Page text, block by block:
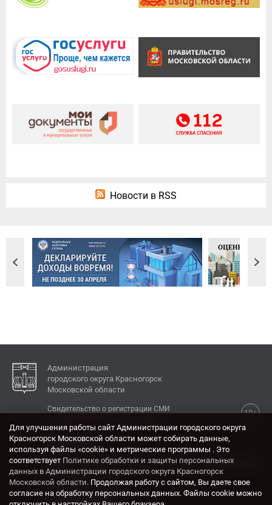
Новости в RSS
Администрация
городского округа Красногорск
Московской области
12+
Свидетельство о регистрации СМИ
КОНТАКТЫ
Адрес: 143404, Московская область, г. Красногорск,
ул. Ленина, дом 4.
Электронная почта:
krasrn@mosreg.ru
Для улучшения работы сайт Администрации городского округа
Красногорск Московской области может собирать данные,
используя файлы «cookie» и метрические программы . Это
соответствует Политике обработки и защиты персональных
данных в Администрации городского округа Красногорск
Московской области. Продолжая работу с сайтом, Вы даете свое
согласие на обработку персональных данных. Файлы cookie можно